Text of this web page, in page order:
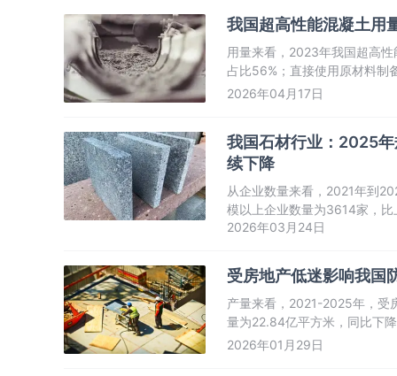
我国超高性能混凝土用
用量来看，2023年我国超高
占比56%；直接使用原材料制
2026年04月17日
我国石材行业：2025
续下降
从企业数量来看，2021年到
模以上企业数量为3614家，
2026年03月24日
受房地产低迷影响我国
产量来看，2021-2025年，受
量为22.84亿平方米，同比下
2026年01月29日